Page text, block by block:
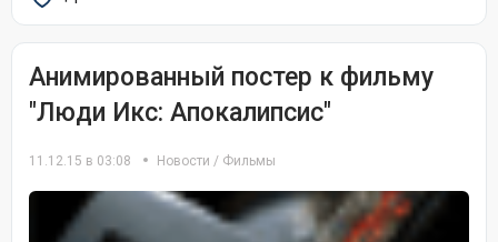
Анимированный постер к фильму
"Люди Икс: Апокалипсис"
11.12.15 в 03:08 Новости / Фильмы